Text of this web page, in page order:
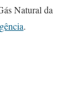
Natural da
.